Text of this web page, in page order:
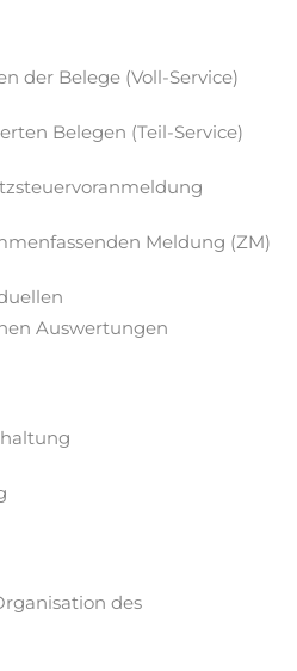
der Belege (Voll-Service)
Belegen (Teil-Service)
Meldung (ZM)
Auswertungen
des